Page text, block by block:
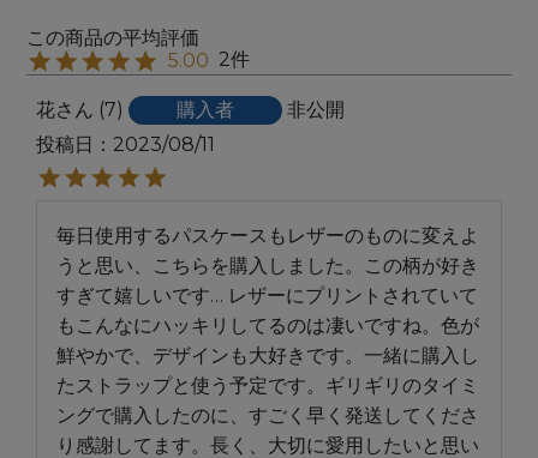
5.00 2
花 7 購入者
非公開
投稿日
2023/08/11
毎日使用するパスケースもレザーのものに変えよ
うと思い、こちらを購入しました。この柄が好き
すぎて嬉しいです… レザーにプリントされていて
もこんなにハッキリしてるのは凄いですね。色が
鮮やかで、デザインも大好きです。一緒に購入し
たストラップと使う予定です。ギリギリのタイミ
ングで購入したのに、すごく早く発送してくださ
り感謝してます。長く、大切に愛用したいと思い